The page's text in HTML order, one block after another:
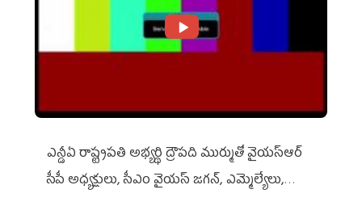
ఎన్డీఏ రాష్ట్ర‌ప‌తి అభ్య‌ర్థి ద్రౌప‌ది ముర్ముతో వైయ‌స్ఆర్
సీపీ అధ్య‌క్షులు, సీఎం వైయ‌స్ జ‌గ‌న్, ఎమ్మెల్యేలు,